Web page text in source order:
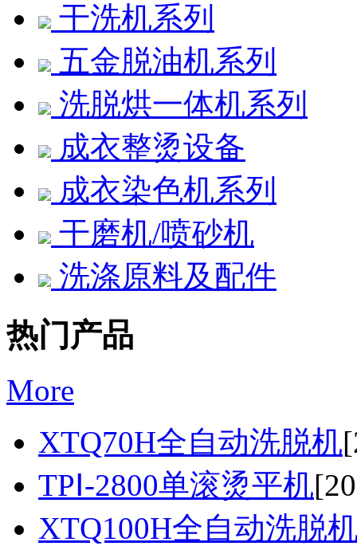
干洗机系列
五金脱油机系列
洗脱烘一体机系列
成衣整烫设备
成衣染色机系列
干磨机/喷砂机
洗涤原料及配件
热门产品
More
XTQ70H全自动洗脱机
TPⅠ-2800单滚烫平机
XTQ100H全自动洗脱